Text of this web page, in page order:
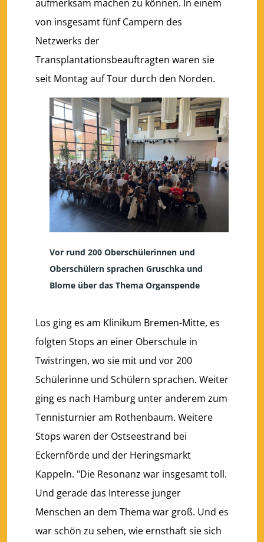
aufmerksam machen zu können. In einem
von insgesamt fünf Campern des
Netzwerks der
Transplantationsbeauftragten waren sie
seit Montag auf Tour durch den Norden.
Vor rund 200 Oberschülerinnen und
Oberschülern sprachen Gruschka und
Blome über das Thema Organspende
Los ging es am Klinikum Bremen-Mitte, es
folgten Stops an einer Oberschule in
Twistringen, wo sie mit und vor 200
Schülerinne und Schülern sprachen. Weiter
ging es nach Hamburg unter anderem zum
Tennisturnier am Rothenbaum. Weitere
Stops waren der Ostseestrand bei
Eckernförde und der Heringsmarkt
Kappeln. "Die Resonanz war insgesamt toll.
Und gerade das Interesse junger
Menschen an dem Thema war groß. Und es
war schön zu sehen, wie ernsthaft sie sich